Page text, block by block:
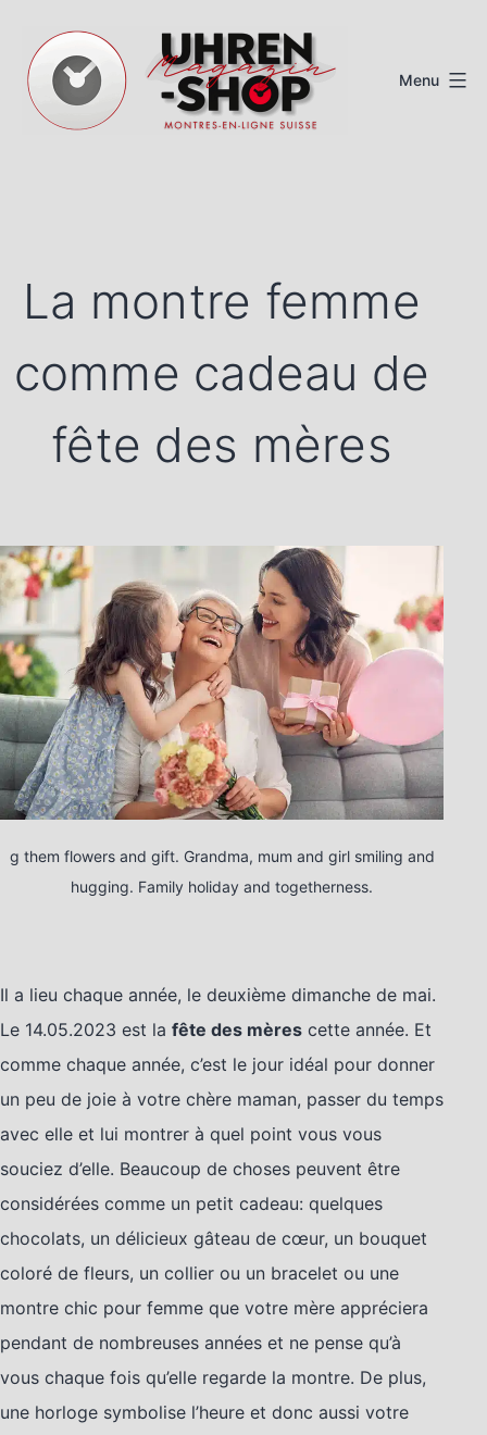
contenu
Menu
La montre femme
comme cadeau de
fête des mères
g them flowers and gift. Grandma, mum and girl smiling and
hugging. Family holiday and togetherness.
Il a lieu chaque année, le deuxième dimanche de mai.
Le 14.05.2023 est la fête des mères cette année. Et
comme chaque année, c’est le jour idéal pour donner
un peu de joie à votre chère maman, passer du temps
avec elle et lui montrer à quel point vous vous
souciez d’elle. Beaucoup de choses peuvent être
considérées comme un petit cadeau: quelques
chocolats, un délicieux gâteau de cœur, un bouquet
coloré de fleurs, un collier ou un bracelet ou une
montre chic pour femme que votre mère appréciera
pendant de nombreuses années et ne pense qu’à
vous chaque fois qu’elle regarde la montre. De plus,
une horloge symbolise l’heure et donc aussi votre